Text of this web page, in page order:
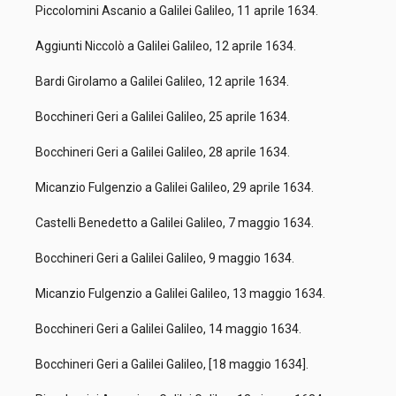
Piccolomini Ascanio a Galilei Galileo, 11 aprile 1634.
Aggiunti Niccolò a Galilei Galileo, 12 aprile 1634.
Bardi Girolamo a Galilei Galileo, 12 aprile 1634.
Bocchineri Geri a Galilei Galileo, 25 aprile 1634.
Bocchineri Geri a Galilei Galileo, 28 aprile 1634.
Micanzio Fulgenzio a Galilei Galileo, 29 aprile 1634.
Castelli Benedetto a Galilei Galileo, 7 maggio 1634.
Bocchineri Geri a Galilei Galileo, 9 maggio 1634.
Micanzio Fulgenzio a Galilei Galileo, 13 maggio 1634.
Bocchineri Geri a Galilei Galileo, 14 maggio 1634.
Bocchineri Geri a Galilei Galileo, [18 maggio 1634].